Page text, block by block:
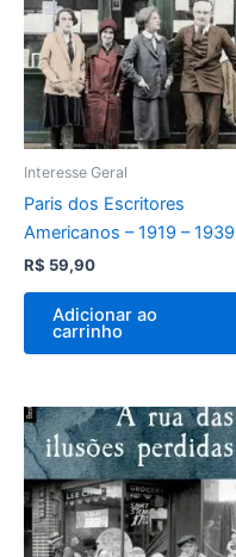
Interesse Geral
Paris dos Escritores
Americanos – 1919 – 1939
R$ 59,90
Adicionar ao
carrinho